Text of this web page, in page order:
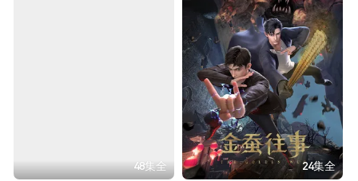
48集全 24集全